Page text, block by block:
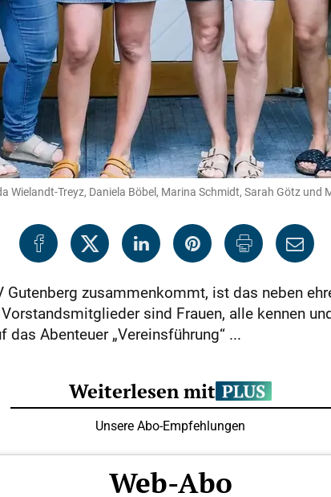
Wielandt-Treyz, Daniela Böbel, Marina Schmidt, Sarah Götz
Gutenberg zusammenkommt, ist das neben
sind Frauen, alle kennen
Abenteuer „Vereinsführung“ ...